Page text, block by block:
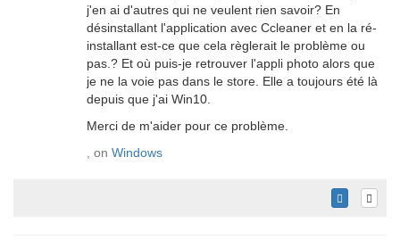
j'en ai d'autres qui ne veulent rien savoir? En
désinstallant l'application avec Ccleaner et en la ré-
installant est-ce que cela règlerait le problème ou
pas.? Et où puis-je retrouver l'appli photo alors que
je ne la voie pas dans le store. Elle a toujours été là
depuis que j'ai Win10.
Merci de m'aider pour ce problème.
, on Windows